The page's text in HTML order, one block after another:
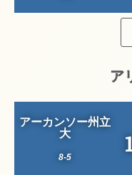
ア
アーカンソー州立
大
8-5